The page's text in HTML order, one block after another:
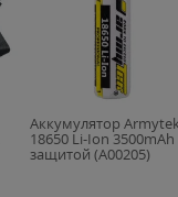
Аккумулятор
18650 Li-Ion 3500mAh
защитой (A00205)